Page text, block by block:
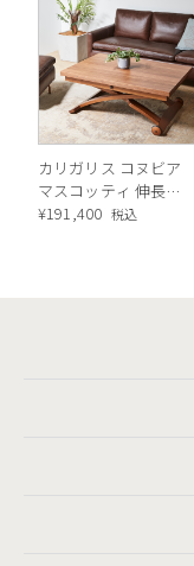
カリガリス コヌビア
マスコッティ 伸長・
昇降式テーブル ／
¥191,400 税込